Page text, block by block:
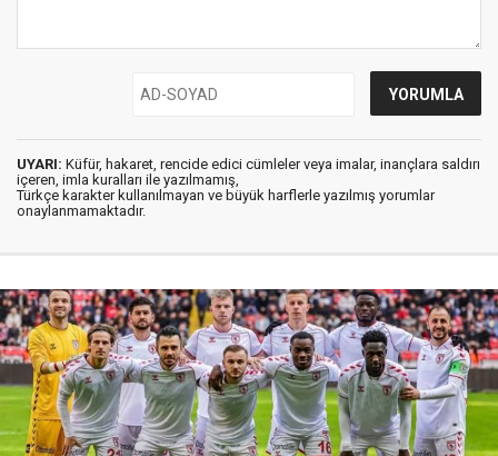
UYARI: Küfür, hakaret, rencide edici cümleler veya imalar, inançlara saldırı
içeren, imla kuralları ile yazılmamış,
Türkçe karakter kullanılmayan ve büyük harflerle yazılmış yorumlar
onaylanmamaktadır.